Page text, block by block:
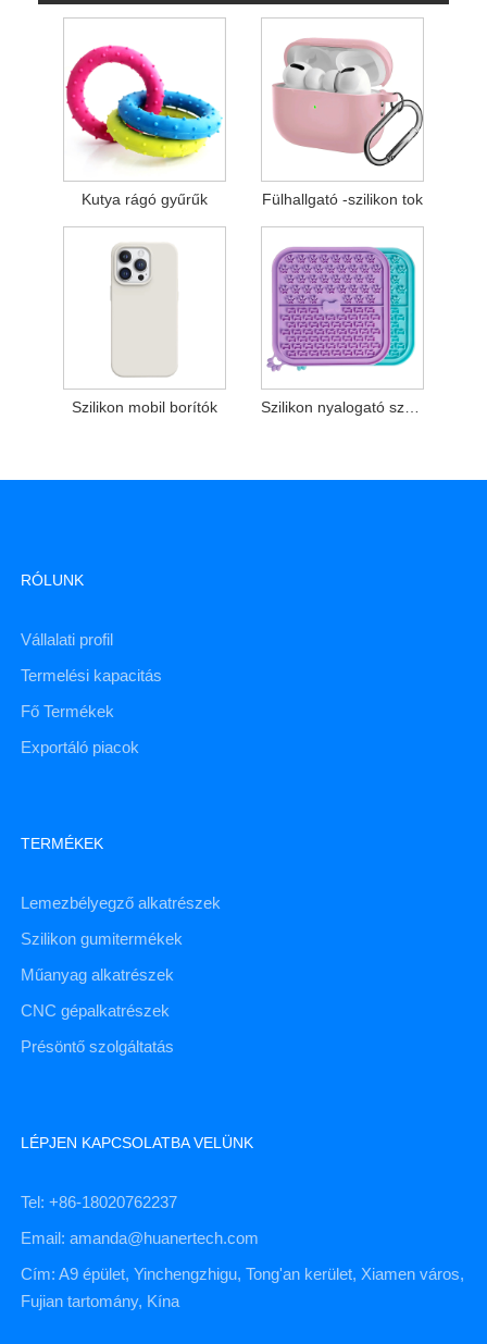
Kutya rágó gyűrűk Fülhallgató -szilikon tok
Szilikon mobil borítók Szilikon nyalogató szőnyeg
RÓLUNK
Vállalati profil
Termelési kapacitás
Fő Termékek
Exportáló piacok
TERMÉKEK
Lemezbélyegző alkatrészek
Szilikon gumitermékek
Műanyag alkatrészek
CNC gépalkatrészek
Présöntő szolgáltatás
LÉPJEN KAPCSOLATBA VELÜNK
Tel: +86-18020762237
Email: amanda@huanertech.com
Cím: A9 épület, Yinchengzhigu, Tong'an kerület, Xiamen város,
Fujian tartomány, Kína